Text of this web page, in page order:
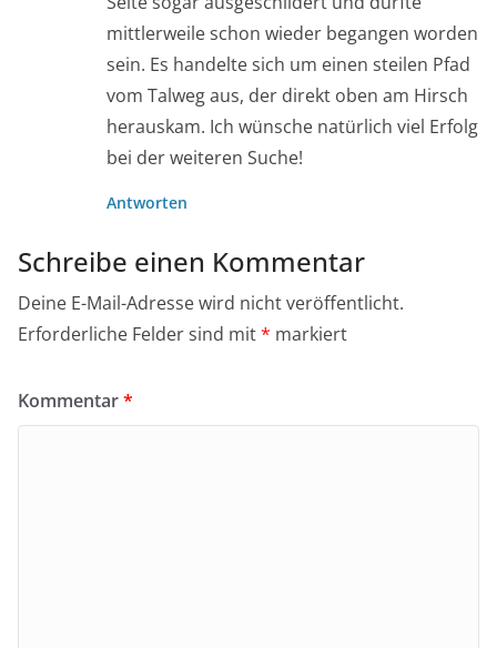
mittlerweile schon wieder begangen worden
sein. Es handelte sich um einen steilen Pfad
vom Talweg aus, der direkt oben am Hirsch
herauskam. Ich wünsche natürlich viel Erfolg
bei der weiteren Suche!
Antworten
Schreibe einen Kommentar
Deine E-Mail-Adresse wird nicht veröffentlicht.
Erforderliche Felder sind mit* markiert
Kommentar*